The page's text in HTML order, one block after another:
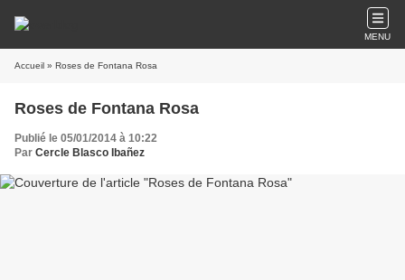
MENU
Accueil » Roses de Fontana Rosa
Roses de Fontana Rosa
Publié le 05/01/2014 à 10:22
Par Cercle Blasco Ibañez